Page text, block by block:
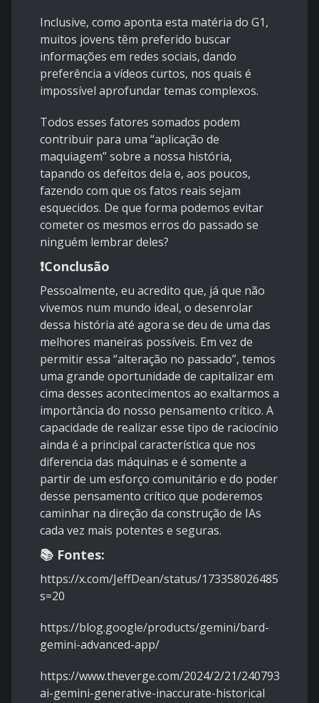
Inclusive, como aponta esta matéria do G1,
muitos jovens têm preferido buscar
informações em redes sociais, dando
preferência a vídeos curtos, nos quais é
impossível aprofundar temas complexos.
Todos esses fatores somados podem
contribuir para uma “aplicação de
maquiagem” sobre a nossa história,
tapando os defeitos dela e, aos poucos,
fazendo com que os fatos reais sejam
esquecidos. De que forma podemos evitar
cometer os mesmos erros do passado se
ninguém lembrar deles?
❗Conclusão
Pessoalmente, eu acredito que, já que não
vivemos num mundo ideal, o desenrolar
dessa história até agora se deu de uma das
melhores maneiras possíveis. Em vez de
permitir essa “alteração no passado”, temos
uma grande oportunidade de capitalizar em
cima desses acontecimentos ao exaltarmos a
importância do nosso pensamento crítico. A
capacidade de realizar esse tipo de raciocínio
ainda é a principal característica que nos
diferencia das máquinas e é somente a
partir de um esforço comunitário e do poder
desse pensamento crítico que poderemos
caminhar na direção da construção de IAs
cada vez mais potentes e seguras.
📚 Fontes:
https://x.com/JeffDean/status/
s=20
https://blog.google/products/gemini/bard-
gemini-advanced-app/
https://www.theverge.com/2024/2/21/24079371/
ai-gemini-generative-inaccurate-historical